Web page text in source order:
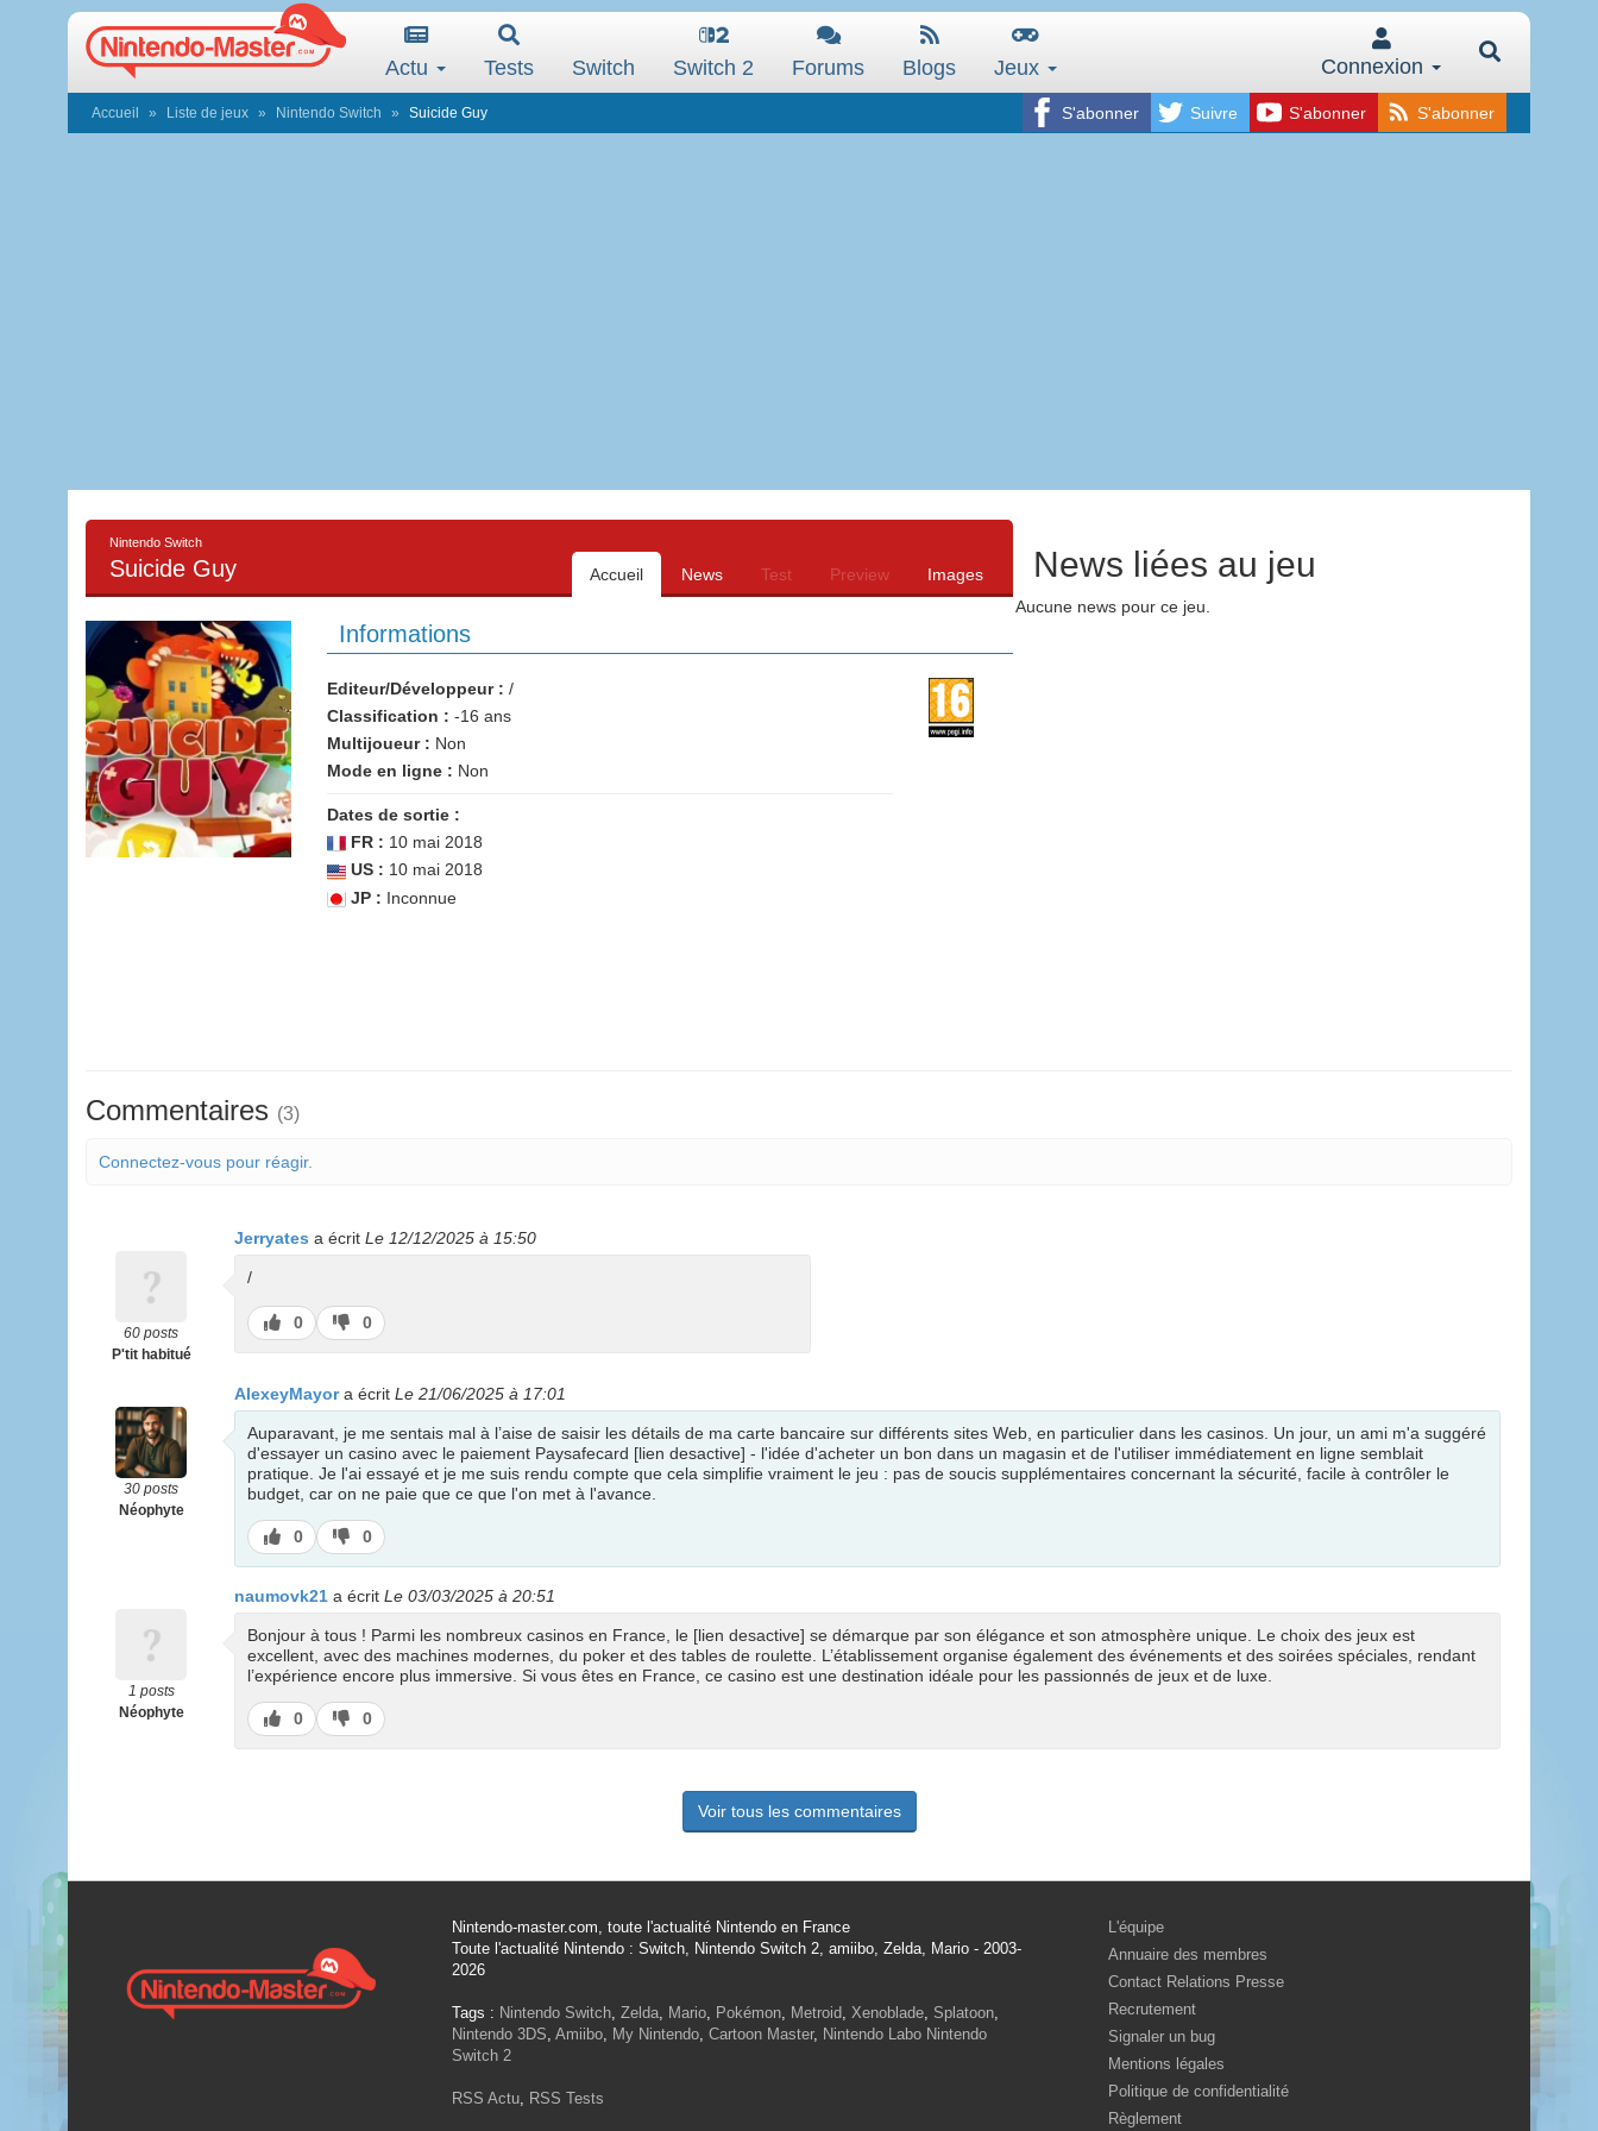
Actu Tests Switch Switch 2 Forums Blogs Jeux Connexion
S'abonner Suivre S'abonner S'abonner
Accueil Liste de jeux Nintendo Switch Suicide Guy
Nintendo Switch
Suicide Guy Accueil News Test Preview Images
Informations
Editeur/Développeur : /
Classification : -16 ans
Multijoueur : Non
Mode en ligne : Non
Dates de sortie :
FR : 10 mai 2018
US : 10 mai 2018
JP : Inconnue
News liées au jeu
Aucune news pour ce jeu.
Commentaires (3)
Connectez-vous pour réagir.
60 posts
P'tit habitué
Jerryates a écrit Le 12/12/2025 à 15:50
/
J’aime
0
J’aime
pas
0
30 posts
Néophyte
AlexeyMayora écrit Le 21/06/2025 à 17:01
Auparavant, je me sentais mal à l’aise de saisir les détails de ma carte bancaire sur différents sites Web, en particulier dans les casinos. Un jour, un ami m'a suggéré
d'essayer un casino avec le paiement Paysafecard [lien desactive] - l'idée d'acheter un bon dans un magasin et de l'utiliser immédiatement en ligne semblait
pratique. Je l'ai essayé et je me suis rendu compte que cela simplifie vraiment le jeu : pas de soucis supplémentaires concernant la sécurité, facile à contrôler le
budget, car on ne paie que ce que l'on met à l'avance.
J’aime
0
J’aime
pas
0
1 posts
Néophyte
naumovk21 a écrit Le 03/03/2025 à 20:51
Bonjour à tous ! Parmi les nombreux casinos en France, le [lien desactive] se démarque par son élégance et son atmosphère unique. Le choix des jeux est
excellent, avec des machines modernes, du poker et des tables de roulette. L’établissement organise également des événements et des soirées spéciales, rendant
l’expérience encore plus immersive. Si vous êtes en France, ce casino est une destination idéale pour les passionnés de jeux et de luxe.
J’aime
0
J’aime
pas
0
Voir tous les commentaires
Nintendo-master.com, toute l'actualité Nintendo en France
Toute l'actualité Nintendo : Switch, Nintendo Switch 2, amiibo, Zelda, Mario - 2003-
2026
Tags : Nintendo Switch, Zelda, Mario, Pokémon, Metroid Xenoblade, Splatoon,
Nintendo 3DS Amiibo, My Nintendo, Cartoon Master, Nintendo Labo Nintendo
Switch 2
RSS Actu, RSS Tests
L'équipe
Annuaire des membres
Contact Relations Presse
Recrutement
Signaler un bug
Mentions légales
Politique de confidentialité
Règlement